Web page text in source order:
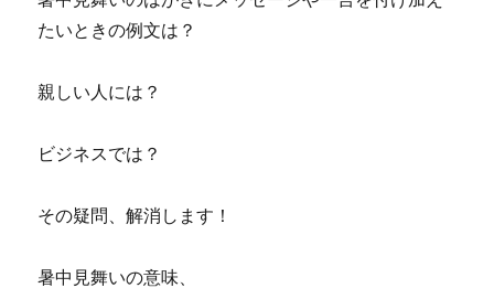
たいときの例文は？
親しい人には？
ビジネスでは？
その疑問、解消します！
暑中見舞いの意味、